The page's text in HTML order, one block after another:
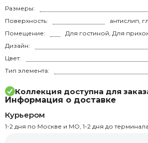
Размеры:
Поверхность:
антислип,
Помещение:
Дизайн:
Цвет:
Тип элемента:
Коллекция доступна для
Информация о доставке
Курьером
1-2 дня по Москве и МО, 1-2 дня до